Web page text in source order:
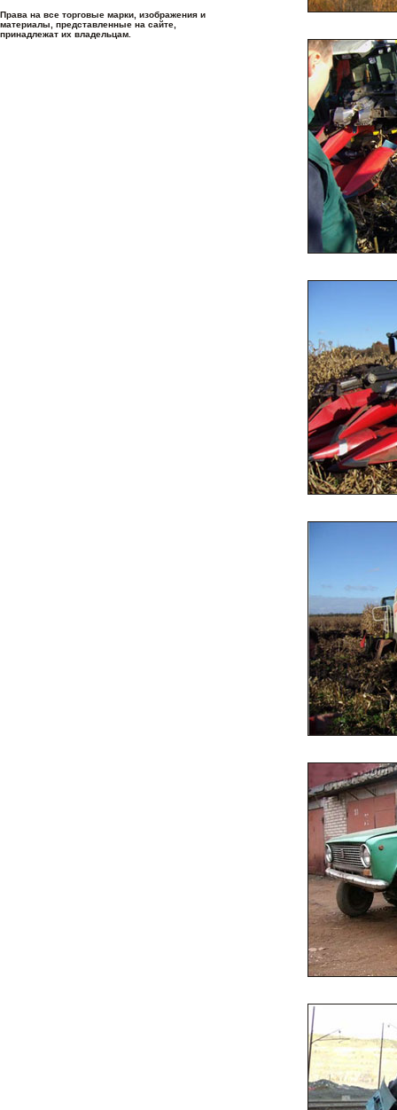
Права на все торговые марки, изображения и
материалы, представленные на сайте,
принадлежат их владельцам.